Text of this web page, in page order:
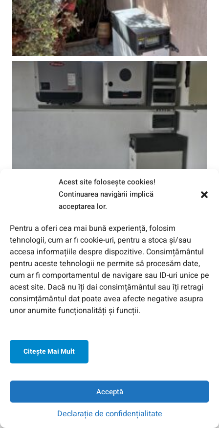
Acest site foloseşte cookies!
Continuarea navigării implică
acceptarea lor.
Pentru a oferi cea mai bună experiență, folosim
tehnologii, cum ar fi cookie-uri, pentru a stoca și/sau
accesa informațiile despre dispozitive. Consimțământul
pentru aceste tehnologii ne permite să procesăm date,
cum ar fi comportamentul de navigare sau ID-uri unice pe
acest site. Dacă nu îți dai consimțământul sau îți retragi
consimțământul dat poate avea afecte negative asupra
unor anumite funcționalități și funcții.
Citeşte Mai Mult
Acceptă
Declarație de confidențialitate
Contul Meu Căutare